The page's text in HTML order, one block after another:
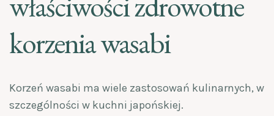
korzenia wasabi
Korzeń wasabi ma wiele zastosowań kulinarnych, w
szczególności w kuchni japońskiej.